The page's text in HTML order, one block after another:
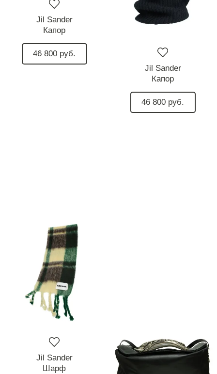
Jil Sander
Капор
46 800 руб.
Jil Sander
Капор
46 800 руб.
Jil Sander
Шарф